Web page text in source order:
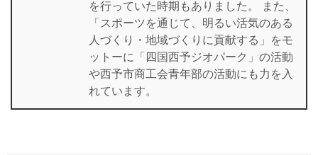
を行っていた時期もありました。 また、
「スポーツを通じて、明るい活気のある
人づくり・地域づくりに貢献する」をモ
ットーに「四国西予ジオパーク」の活動
や西予市商工会青年部の活動にも力を入
れています。